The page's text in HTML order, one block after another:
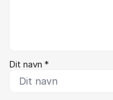
Dit navn *